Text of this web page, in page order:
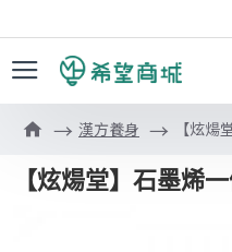
漢方養身 【炫
【炫煬堂】石墨烯